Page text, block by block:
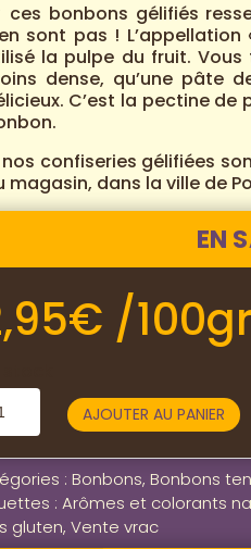
ces bonbons gélifiés
sont pas !
la pulpe du fruit.
dense, qu’une pâte
C’est la pectine
nos confiseries gélifiées
magasin, dans la ville de
EN
€ /100gr
AJOUTER AU PANIER
: Bonbons, Bonbons
: Arômes et colorants
gluten, Vente vrac